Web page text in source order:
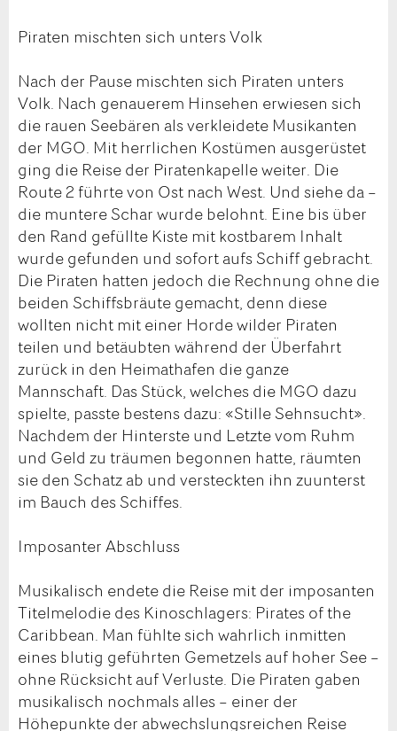
Piraten mischten sich unters Volk
Nach der Pause mischten sich Piraten unters
Volk. Nach genauerem Hinsehen erwiesen sich
die rauen Seebären als verkleidete Musikanten
der MGO. Mit herrlichen Kostümen ausgerüstet
ging die Reise der Piratenkapelle weiter. Die
Route 2 führte von Ost nach West. Und siehe da –
die muntere Schar wurde belohnt. Eine bis über
den Rand gefüllte Kiste mit kostbarem Inhalt
wurde gefunden und sofort aufs Schiff gebracht.
Die Piraten hatten jedoch die Rechnung ohne die
beiden Schiffsbräute gemacht, denn diese
wollten nicht mit einer Horde wilder Piraten
teilen und betäubten während der Überfahrt
zurück in den Heimathafen die ganze
Mannschaft. Das Stück, welches die MGO dazu
spielte, passte bestens dazu: «Stille Sehnsucht».
Nachdem der Hinterste und Letzte vom Ruhm
und Geld zu träumen begonnen hatte, räumten
sie den Schatz ab und versteckten ihn zuunterst
im Bauch des Schiffes.
Imposanter Abschluss
Musikalisch endete die Reise mit der imposanten
Titelmelodie des Kinoschlagers: Pirates of the
Caribbean. Man fühlte sich wahrlich inmitten
eines blutig geführten Gemetzels auf hoher See –
ohne Rücksicht auf Verluste. Die Piraten gaben
musikalisch nochmals alles – einer der
Höhepunkte der abwechslungsreichen Reise